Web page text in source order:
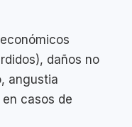
daños no
angustia
casos de